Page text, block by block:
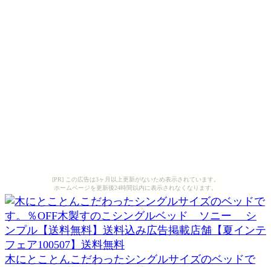
[PR] この広告は3ヶ月以上更新がないため表示されています。
ホームページを更新後24時間以内に表示されなくなります。
木にとことんこだわったシングルサイズのベッドで